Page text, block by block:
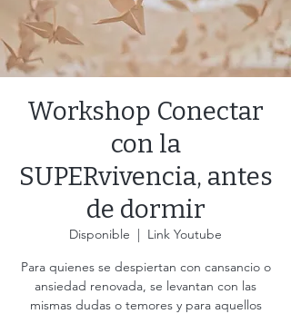
Workshop Conectar
con la
SUPERvivencia, antes
de dormir
Disponible
  |
Link Youtube
Para quienes se despiertan con cansancio o
ansiedad renovada, se levantan con las
mismas dudas o temores y para aquellos